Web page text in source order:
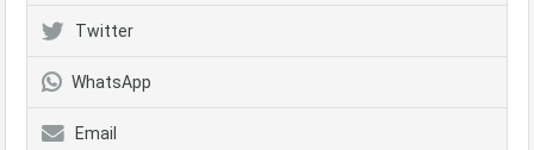
Twitter
WhatsApp
Email